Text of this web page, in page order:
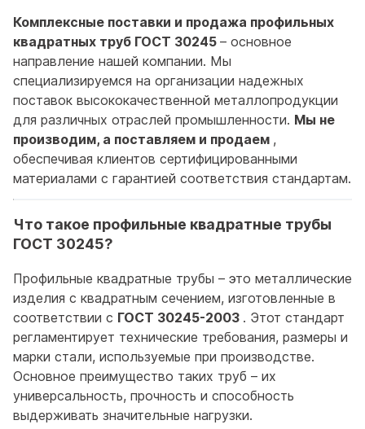
Комплексные поставки и продажа профильных
квадратных труб ГОСТ 30245 – основное
направление нашей компании. Мы
специализируемся на организации надежных
поставок высококачественной металлопродукции
для различных отраслей промышленности. Мы не
производим, а поставляем и продаем ,
обеспечивая клиентов сертифицированными
материалами с гарантией соответствия стандартам.
Что такое профильные квадратные трубы
ГОСТ 30245?
Профильные квадратные трубы – это металлические
изделия с квадратным сечением, изготовленные в
соответствии с ГОСТ 30245-2003 . Этот стандарт
регламентирует технические требования, размеры и
марки стали, используемые при производстве.
Основное преимущество таких труб – их
универсальность, прочность и способность
выдерживать значительные нагрузки.